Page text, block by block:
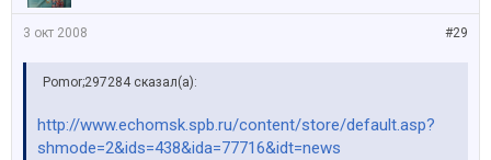
#29
3 окт 2008
Pomor;297284 сказал(а):
http://www.echomsk.spb.ru/content/store/default.asp?
shmode=2&ids=438&ida=77716&idt=news